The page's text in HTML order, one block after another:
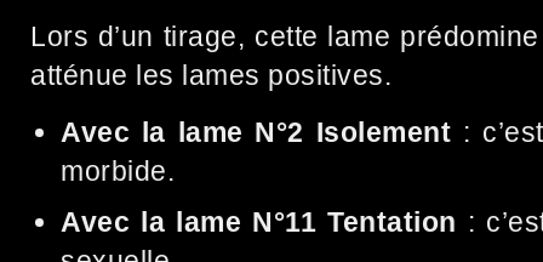
Lors d’un tirage, cette lame
atténue les lames positives.
Avec la lame N°2 Isolement :
morbide.
Avec la lame N°11 Tentation :